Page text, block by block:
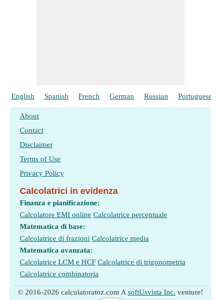
English Spanish French German Russian Portuguese
About
Contact
Disclaimer
Terms of Use
Privacy Policy
Calcolatrici in evidenza
Finanza e pianificazione:
Calcolatore EMI online Calcolatrice percentuale
Matematica di base:
Calcolatrice di frazioni Calcolatrice media
Matematica avanzata:
Calcolatrice LCM e HCF Calcolatrice di trigonometria
Calcolatrice combinatoria
© 2016-2026 calculatoratoz.com A softUsvista Inc. venture!